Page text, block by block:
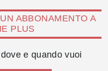
ABBONAMENTO A
PLUS
e quando vuoi